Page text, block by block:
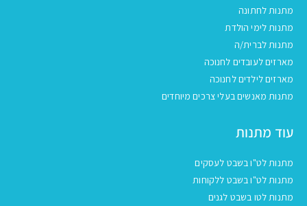
מתנות לחתונה
מתנות לימי הולדת
מתנות לברית/ה
מארזים לעובדים לחנוכה
מארזים לילדים לחנוכה
מתנות מאנשים בעלי צרכים מיוחדים
עוד מתנות
מתנות לט"ו בשבט לעסקים
מתנות לט"ו בשבט ללקוחות
מתנות לטו בשבט לגנים